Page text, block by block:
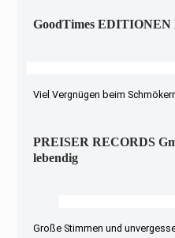
GoodTimes EDITIONEN
Viel Vergnügen beim
PREISER RECORDS
lebendig
Große Stimmen und